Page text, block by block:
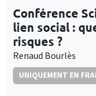
Conférence
lien social :
risques ?
Renaud Bourlès
UNIQUEMENT EN